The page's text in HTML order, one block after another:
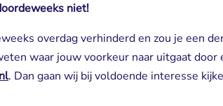
niet!
overdag verhinderd en zou je een
waar jouw voorkeur naar uitgaat door
. Dan gaan wij bij voldoende interesse